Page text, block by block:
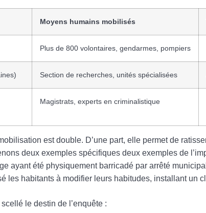
Moyens humains mobilisés
Plus de 800 volontaires, gendarmes, pompiers
Section de recherches, unités spécialisées
Magistrats, experts en criminalistique
est double. D’une part, elle permet de
deux exemples spécifiques deux exemples de
ayant été physiquement barricadé par arrêté
les habitants à modifier leurs habitudes, installant un
le destin de l’enquête :